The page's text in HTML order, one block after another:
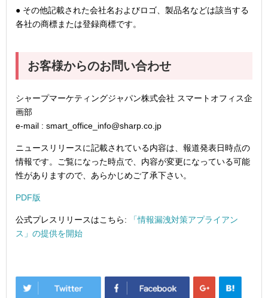
● その他記載された会社名およびロゴ、製品名などは該当する
各社の商標または登録商標です。
お客様からのお問い合わせ
シャープマーケティングジャパン株式会社 スマートオフィス企
画部
e-mail : smart_office_info@sharp.co.jp
ニュースリリースに記載されている内容は、報道発表日時点の
情報です。ご覧になった時点で、内容が変更になっている可能
性がありますので、あらかじめご了承下さい。
PDF版
公式プレスリリースはこちら:
「情報漏洩対策アプライアン
ス」の提供を開始